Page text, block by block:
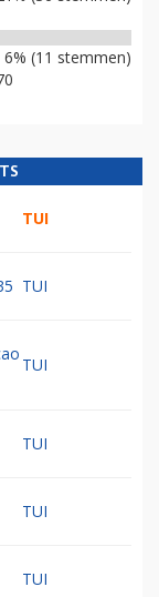
6% (11 stemmen)
TUI
TUI
TUI
TUI
TUI
TUI